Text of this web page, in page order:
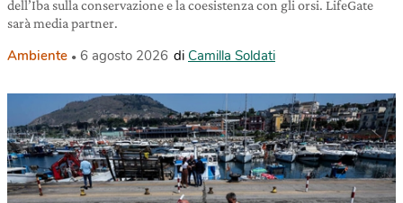
dell’Iba sulla conservazione e la coesistenza con gli orsi. LifeGate
sarà media partner.
Ambiente 6 agosto 2026 di Camilla Soldati